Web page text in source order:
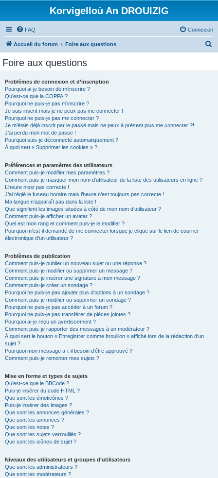
Korvigelloù An DROUIZIG
FAQ Connexion
Accueil du forum Foire aux questions
Foire aux questions
Problèmes de connexion et d’inscription
Pourquoi ai-je besoin de m’inscrire ?
Qu’est-ce que la COPPA ?
Pourquoi ne puis-je pas m’inscrire ?
Je suis inscrit mais je ne peux pas me connecter !
Pourquoi ne puis-je pas me connecter ?
Je m’étais déjà inscrit par le passé mais ne peux à présent plus me connecter ?!
J’ai perdu mon mot de passe !
Pourquoi suis-je déconnecté automatiquement ?
À quoi sert « Supprimer les cookies » ?
Préférences et paramètres des utilisateurs
Comment puis-je modifier mes paramètres ?
Comment puis-je masquer mon nom d’utilisateur de la liste des utilisateurs en ligne ?
L’heure n’est pas correcte !
J’ai réglé le fuseau horaire mais l’heure n’est toujours pas correcte !
Ma langue n’apparaît pas dans la liste !
Que signifient les images situées à côté de mon nom d’utilisateur ?
Comment puis-je afficher un avatar ?
Quel est mon rang et comment puis-je le modifier ?
Pourquoi m’est-il demandé de me connecter lorsque je clique sur le lien de courrier
électronique d’un utilisateur ?
Problèmes de publication
Comment puis-je publier un nouveau sujet ou une réponse ?
Comment puis-je modifier ou supprimer un message ?
Comment puis-je insérer une signature à mon message ?
Comment puis-je créer un sondage ?
Pourquoi ne puis-je pas ajouter plus d’options à un sondage ?
Comment puis-je modifier ou supprimer un sondage ?
Pourquoi ne puis-je pas accéder à un forum ?
Pourquoi ne puis-je pas transférer de pièces jointes ?
Pourquoi ai-je reçu un avertissement ?
Comment puis-je rapporter des messages à un modérateur ?
À quoi sert le bouton « Enregistrer comme brouillon » affiché lors de la rédaction d’un
sujet ?
Pourquoi mon message a-t-il besoin d’être approuvé ?
Comment puis-je remonter mes sujets ?
Mise en forme et types de sujets
Qu’est-ce que le BBCode ?
Puis-je insérer du code HTML ?
Que sont les émoticônes ?
Puis-je insérer des images ?
Que sont les annonces générales ?
Que sont les annonces ?
Que sont les notes ?
Que sont les sujets verrouillés ?
Que sont les icônes de sujet ?
Niveaux des utilisateurs et groupes d’utilisateurs
Que sont les administrateurs ?
Que sont les modérateurs ?